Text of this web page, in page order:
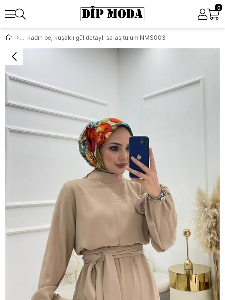
0
kadın bej kuşaklı gül detaylı salaş tulum NMS003